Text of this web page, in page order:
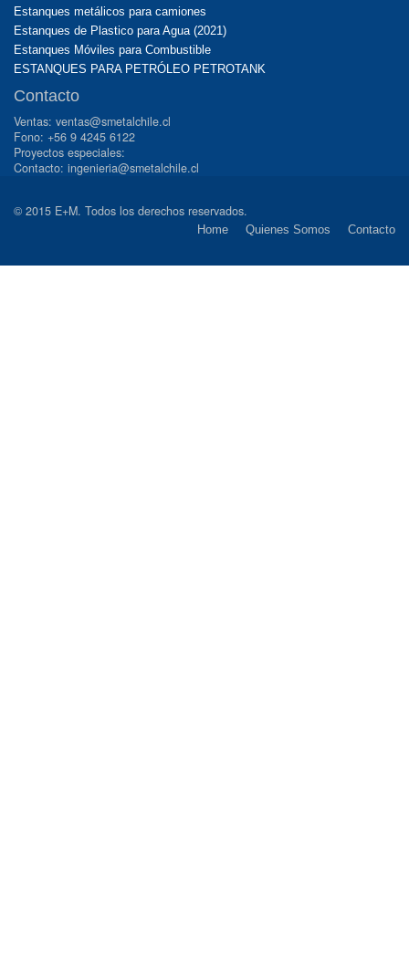
Estanques metálicos para camiones
Estanques de Plastico para Agua (2021)
Estanques Móviles para Combustible
ESTANQUES PARA PETRÓLEO PETROTANK
Contacto
Ventas: ventas@smetalchile.cl
Fono: +56 9 4245 6122
Proyectos especiales:
Contacto: ingenieria@smetalchile.cl
© 2015 E+M. Todos los derechos reservados.
Home Quienes Somos Contacto